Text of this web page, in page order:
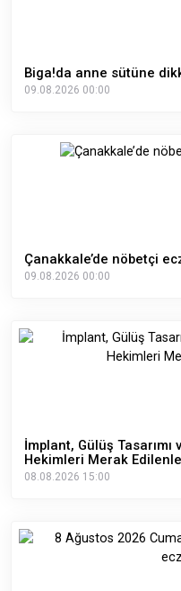
Biga!da anne sütüne
09.08.2026 00:00
Çanakkale’de nöbetçi
09.08.2026 00:00
İmplant, Gülüş
Hekimleri Merak
08.08.2026 15:00